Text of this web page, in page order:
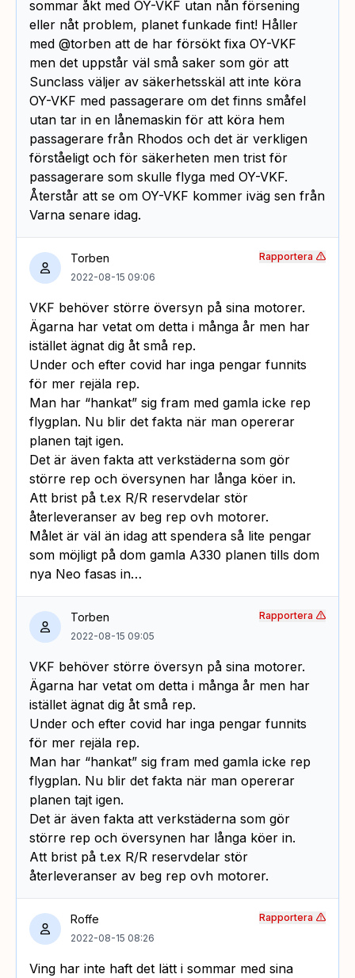
sommar åkt med OY-VKF utan nån försening
eller nåt problem, planet funkade fint! Håller
med @torben att de har försökt fixa OY-VKF
men det uppstår väl små saker som gör att
Sunclass väljer av säkerhetsskäl att inte köra
OY-VKF med passagerare om det finns småfel
utan tar in en lånemaskin för att köra hem
passagerare från Rhodos och det är verkligen
förståeligt och för säkerheten men trist för
passagerare som skulle flyga med OY-VKF.
Återstår att se om OY-VKF kommer iväg sen från
Varna senare idag.
Torben
2022-08-15 09:06
VKF behöver större översyn på sina motorer.
Ägarna har vetat om detta i många år men har
istället ägnat dig åt små rep.
Under och efter covid har inga pengar funnits
för mer rejäla rep.
Man har “hankat” sig fram med gamla icke rep
flygplan. Nu blir det fakta när man opererar
planen tajt igen.
Det är även fakta att verkstäderna som gör
större rep och översynen har långa köer in.
Att brist på t.ex R/R reservdelar stör
återleveranser av beg rep ovh motorer.
Målet är väl än idag att spendera så lite pengar
som möjligt på dom gamla A330 planen tills dom
nya Neo fasas in…
Rapportera
Torben
2022-08-15 09:05
VKF behöver större översyn på sina motorer.
Ägarna har vetat om detta i många år men har
istället ägnat dig åt små rep.
Under och efter covid har inga pengar funnits
för mer rejäla rep.
Man har “hankat” sig fram med gamla icke rep
flygplan. Nu blir det fakta när man opererar
planen tajt igen.
Det är även fakta att verkstäderna som gör
större rep och översynen har långa köer in.
Att brist på t.ex R/R reservdelar stör
återleveranser av beg rep ovh motorer.
Rapportera
Roffe
2022-08-15 08:26
Ving har inte haft det lätt i sommar med sina
Rapportera